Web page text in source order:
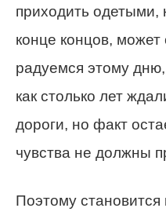
приходить одетыми,
конце концов, может
радуемся этому
как столько лет
дороги, но факт
чувства не должны
Поэтому